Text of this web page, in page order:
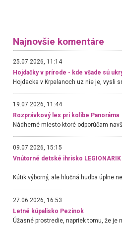
Najnovšie komentáre
25.07.2026, 11:14
Hojdačky v prírode - kde všade sú
19.07.2026, 11:44
Rozprávkový les pri kolibe Panoráma
09.07.2026, 15:15
Vnútorné detské ihrisko
27.06.2026, 16:53
Letné kúpalisko Pezinok